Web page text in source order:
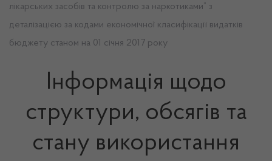
лікарських засобів та контролю за наркотиками” з
деталізацією за кодами економічної класифікації видатків
бюджету станом на 01 січня 2017 року
Інформація щодо
структури, обсягів та
стану використання